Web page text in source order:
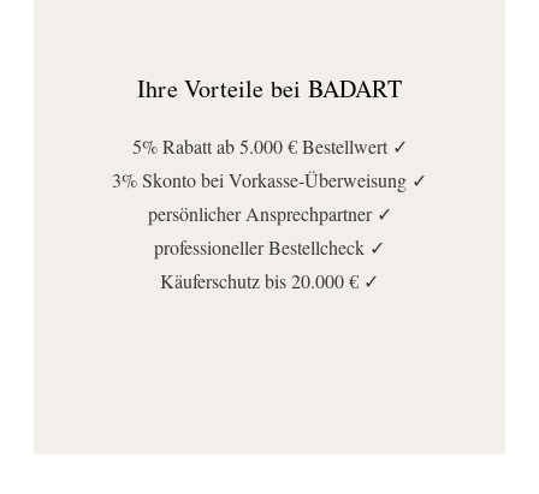
Ihre Vorteile bei BADART
5% Rabatt ab 5.000 € Bestellwert ✓
3% Skonto bei Vorkasse-Überweisung ✓
persönlicher Ansprechpartner ✓
professioneller Bestellcheck ✓
Käuferschutz bis 20.000 € ✓